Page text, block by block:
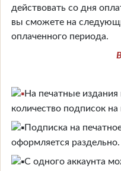
действовать со дня
вы cможете на
оплаченного периода.
На печатные
количество подписок
Подписка на
оформляется раздельно.
С одного аккаунта